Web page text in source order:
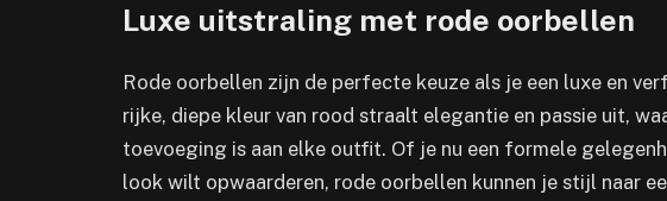
Luxe uitstraling met rode oorbellen
Rode oorbellen zijn de perfecte keuze als je een luxe en
rijke, diepe kleur van rood straalt elegantie en passie uit,
toevoeging is aan elke outfit. Of je nu een formele
look wilt opwaarderen, rode oorbellen kunnen je stijl naar